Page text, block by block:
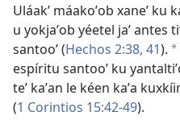
Uláakʼ máakoʼob xaneʼ ku
u yokjaʼob yéetel jaʼ antes
santooʼ (Hechos 2:38, 41). a
espíritu santooʼ ku
teʼ kaʼan le kéen kaʼa
(1 Corintios 15:42-49).